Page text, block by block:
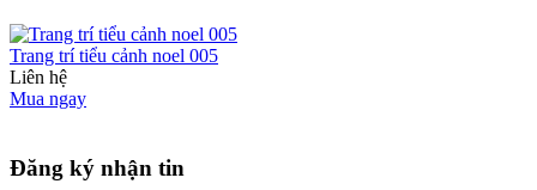
Trang trí tiểu cảnh noel 005
Liên hệ
Mua ngay
Đăng ký nhận tin